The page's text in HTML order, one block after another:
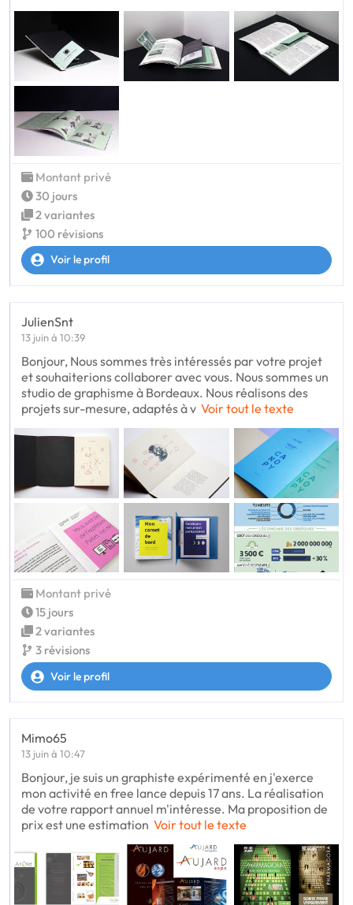
Montant privé
30 jours
2 variantes
100 révisions
Voir le profil
JulienSnt
13 juin à 10:39
Bonjour, Nous sommes très intéressés par votre projet
et souhaiterions collaborer avec vous. Nous sommes un
studio de graphisme à Bordeaux. Nous réalisons des
projets sur-mesure, adaptés à v Voir tout le texte
Montant privé
15 jours
2 variantes
3 révisions
Voir le profil
Mimo65
13 juin à 10:47
Bonjour, je suis un graphiste expérimenté en j'exerce
mon activité en free lance depuis 17 ans. La réalisation
de votre rapport annuel m'intéresse. Ma proposition de
prix est une estimation Voir tout le texte